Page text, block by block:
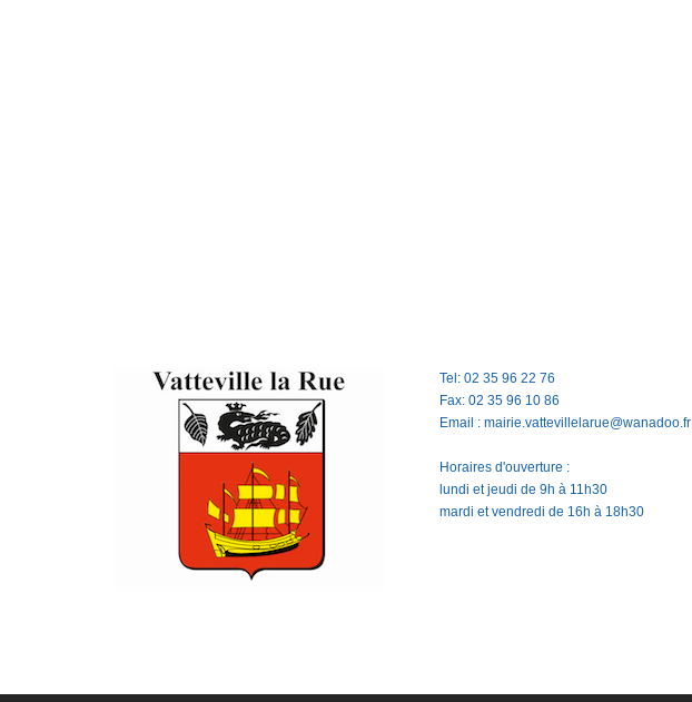
Tel: 02 35 96 22 76
Fax: 02 35 96 10 86
Email : mairie.vattevillelarue@wanadoo.fr
Horaires d'ouverture :
lundi et jeudi de 9h à 11h30
mardi et vendredi de 16h à 18h30